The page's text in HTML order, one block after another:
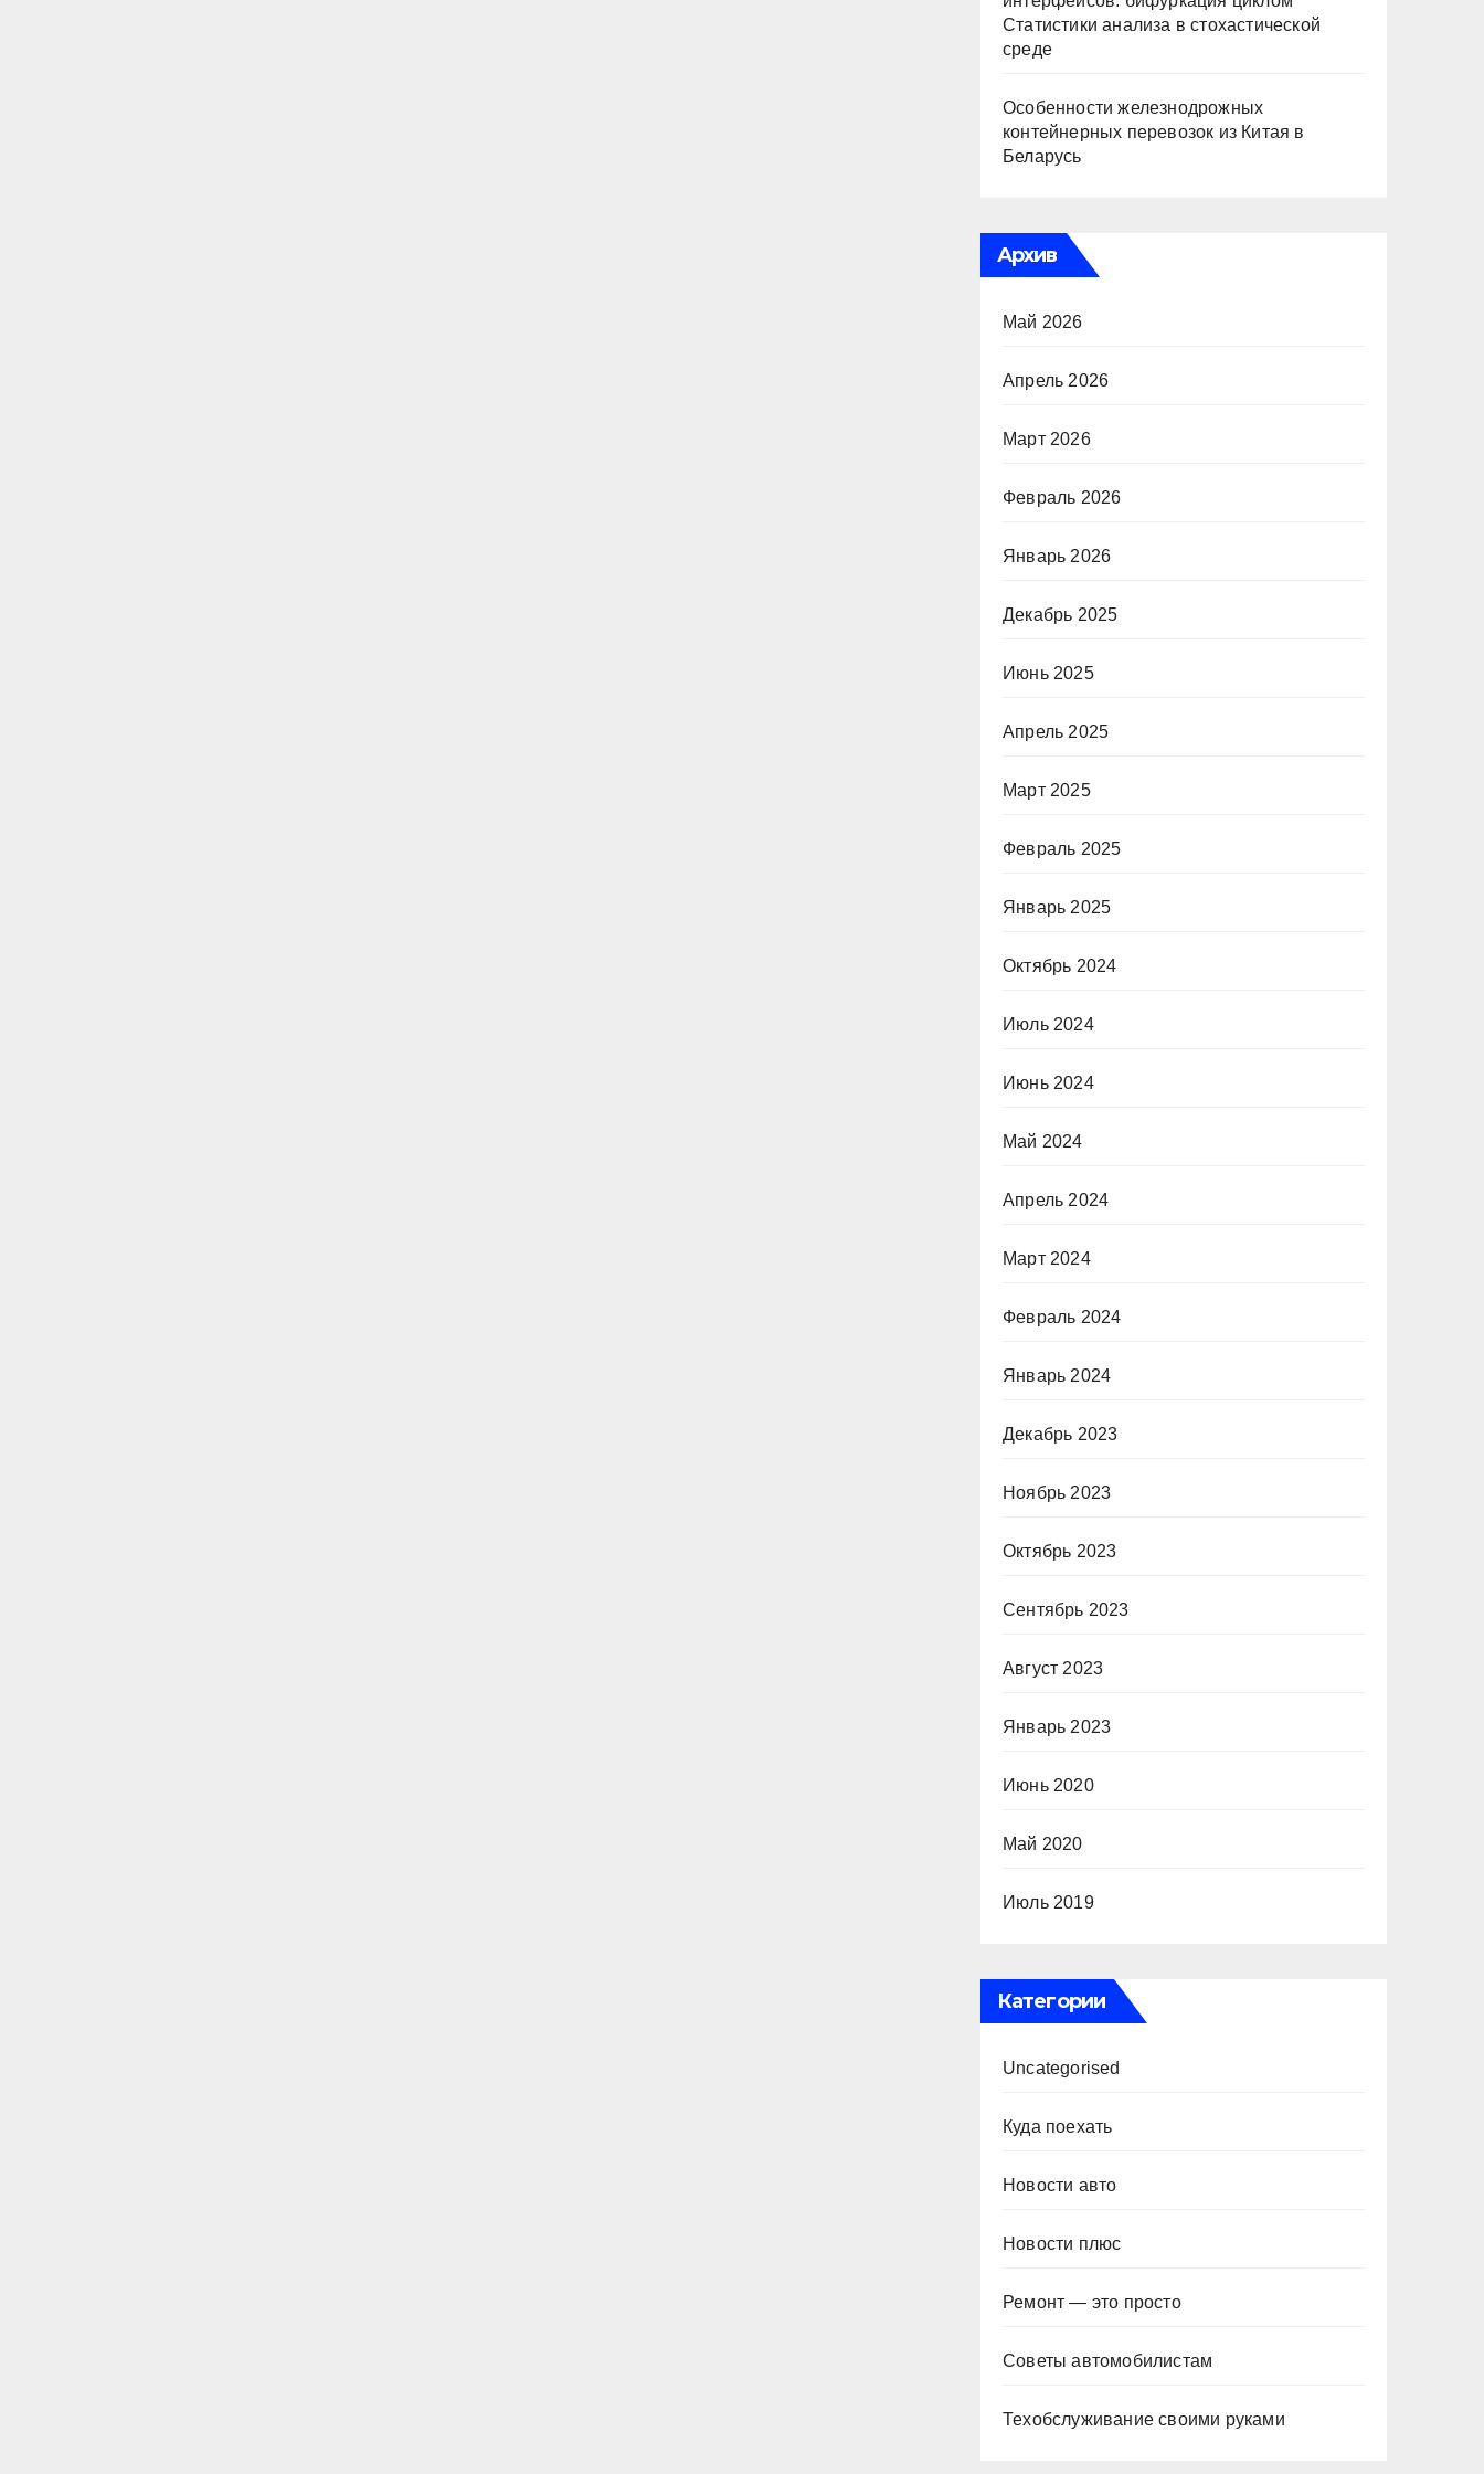
Статистики анализа в стохастической
среде
Особенности железнодрожных
контейнерных перевозок из Китая в
Беларусь
Архив
Май 2026
Апрель 2026
Март 2026
Февраль 2026
Январь 2026
Декабрь 2025
Июнь 2025
Апрель 2025
Март 2025
Февраль 2025
Январь 2025
Октябрь 2024
Июль 2024
Июнь 2024
Май 2024
Апрель 2024
Март 2024
Февраль 2024
Январь 2024
Декабрь 2023
Ноябрь 2023
Октябрь 2023
Сентябрь 2023
Август 2023
Январь 2023
Июнь 2020
Май 2020
Июль 2019
Категории
Uncategorised
Куда поехать
Новости авто
Новости плюс
Ремонт — это просто
Советы автомобилистам
Техобслуживание своими руками